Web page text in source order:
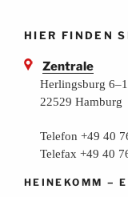
HIER FINDEN
Zentrale
Herlingsburg
22529 Hamburg
Telefon +49 40
Telefax +49 40
HEINEKOMM –